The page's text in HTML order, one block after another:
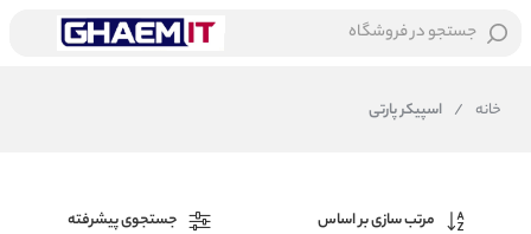
جستجو در فروشگاه
خانه / اسپیکر پارتی
مرتب سازی بر اساس جستجوی پیشرفته